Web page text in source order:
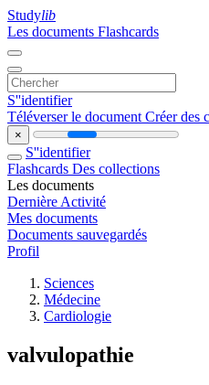
Studylib
Les documents Flashcards
S''identifier
Téléverser le document Créer des
×
S''identifier
Flashcards Des collections
Les documents
Dernière Activité
Mes documents
Documents sauvegardés
Profil
Sciences
Médecine
Cardiologie
valvulopathie